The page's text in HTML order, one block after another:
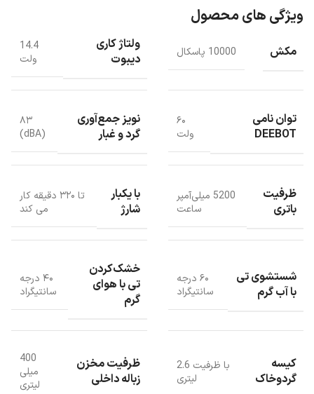
یکی از امکانات منحصر به‌فرد جارو هوشمند اکووکس N30 PRO ، ایستگاه
OMNI است که نظافت را به سطح جدیدی می‌برد:
شستشوی تی با آب گرم ۶۰ درجه سانتیگراد دارد،
جمع‌آوری هوشمند گردوغبار به خوبی انجام می شود.
این سیستم پیشرفته، نظافت خودکار، بی‌وقفه و بهداشتی را برای شما به
ویژگی های محصول
مکش 10000 پاسکال
ولتاژ کاری
دیبوت
14.4
ولت
توان نامی
DEEBOT
۶۰
ولت
نویز جمع‌آوری
گرد و غبار
۸۳
(dBA)
ظرفیت
باتری
5200 میلی‌آمپر
ساعت
با یکبار
شارژ
تا ۳۲۰ دقیقه کار
می کند
شستشوی تی
با آب گرم
۶۰ درجه
سانتیگراد
خشک‌کردن
تی با هوای
گرم
۴۰ درجه
سانتیگراد
کیسه
گردوخاک
با ظرفیت 2.6
لیتری
ظرفیت مخزن
زباله داخلی
400
میلی
لیتری